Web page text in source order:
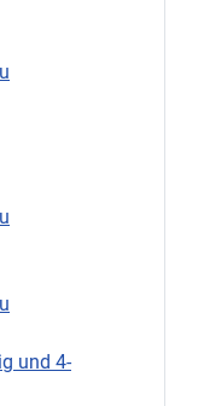
und 4-